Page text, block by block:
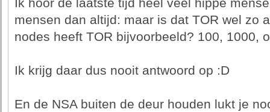
Ik hoor de laatste tijd heel veel hippe
mensen dan altijd: maar is dat TOR wel zo
nodes heeft TOR bijvoorbeeld? 100, 1000,
Ik krijg daar dus nooit antwoord op :D
En de NSA buiten de deur houden lukt je